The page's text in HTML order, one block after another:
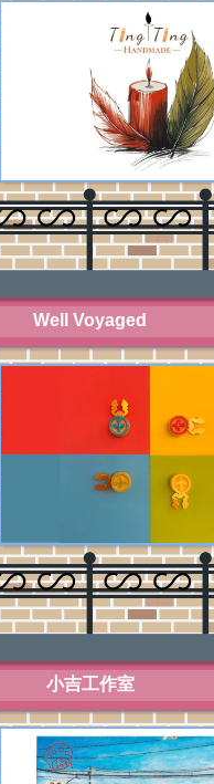
Well Voyaged
小吉工作室